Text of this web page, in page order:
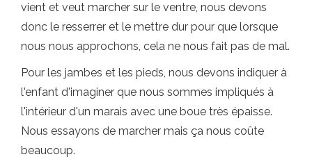
vient et veut marcher sur le ventre, nous devons
donc le resserrer et le mettre dur pour que lorsque
nous nous approchons, cela ne nous fait pas de mal.
Pour les jambes et les pieds, nous devons indiquer à
l'enfant d'imaginer que nous sommes impliqués à
l'intérieur d'un marais avec une boue très épaisse.
Nous essayons de marcher mais ça nous coûte
beaucoup.